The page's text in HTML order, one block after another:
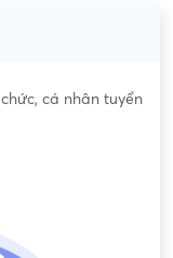
cá nhân tuyển